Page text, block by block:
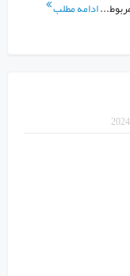
ادامه مطلب